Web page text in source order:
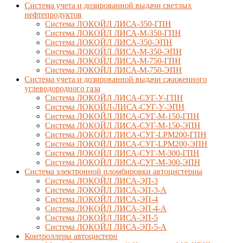
Система учета и дозированной выдачи светлых
нефтепродуктов
Система ЛОКОЙЛ ЛИСА-350-ГПН
Система ЛОКОЙЛ ЛИСА-М-350-ГПН
Система ЛОКОЙЛ ЛИСА-350-ЭПН
Система ЛОКОЙЛ ЛИСА-М-350-ЭПН
Система ЛОКОЙЛ ЛИСА-М-750-ГПН
Система ЛОКОЙЛ ЛИСА-М-750-ЭПН
Система учета и дозированной выдачи сжиженного
углеводородного газа
Система ЛОКОЙЛ ЛИСА-СУГ-У-ГПН
Система ЛОКОЙЛ-ЛИСА-СУГ-У-ЭПН
Система ЛОКОЙЛ ЛИСА-СУГ-М-150-ГПН
Система ЛОКОЙЛ ЛИСА-СУГ-М-150-ЭПН
Система ЛОКОЙЛ ЛИСА-СУГ-LPM200-ГПН
Система ЛОКОЙЛ ЛИСА-СУГ-LPM200-ЭПН
Система ЛОКОЙЛ ЛИСА-СУГ-М-300-ГПН
Система ЛОКОЙЛ ЛИСА-СУГ-М-300-ЭПН
Система электронной пломбировки автоцистерны
Система ЛОКОЙЛ ЛИСА-ЭП-3
Система ЛОКОЙЛ ЛИСА-ЭП-3-А
Система ЛОКОЙЛ ЛИСА-ЭП-4
Система ЛОКОЙЛ ЛИСА-ЭП-4-А
Система ЛОКОЙЛ ЛИСА-ЭП-5
Система ЛОКОЙЛ ЛИСА-ЭП-5-А
Контроллеры автоцистерн